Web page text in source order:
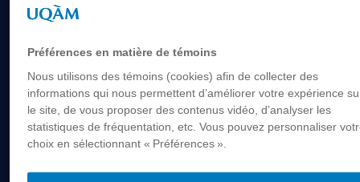
Équipes et unités de recherche
Axes de recherche
Publications
Mémoires et thèses
Laboratoires
Préférences en matière de témoins
Nous utilisons des témoins (cookies) afin de collecter des
informations qui nous permettent d’améliorer votre expérience
le site, de vous proposer des contenus vidéo, d’analyser les
statistiques de fréquentation, etc. Vous pouvez personnaliser
choix en sélectionnant « Préférences ».